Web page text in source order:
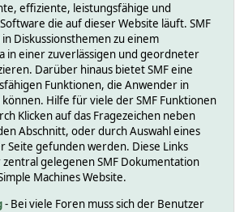
effiziente, leistungsfähige und
die auf dieser Website läuft. SMF
Diskussionsthemen zu einem
in einer zuverlässigen und geordneter
Darüber hinaus bietet SMF eine
Funktionen, die Anwender in
Hilfe für viele der SMF Funktionen
Klicken auf das Fragezeichen neben
Abschnitt, oder durch Auswahl eines
Seite gefunden werden. Diese Links
gelegenen SMF Dokumentation
Machines Website.
- Bei viele Foren muss sich der Benutzer